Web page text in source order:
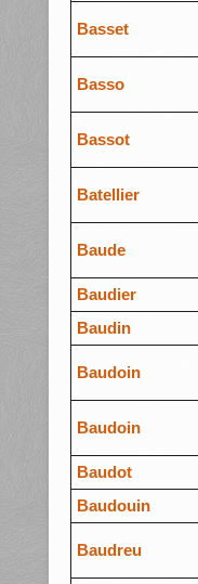
Basset
Basso
Bassot
Batellier
Baude
Baudier
Baudin
Baudoin
Baudoin
Baudot
Baudouin
Baudreu